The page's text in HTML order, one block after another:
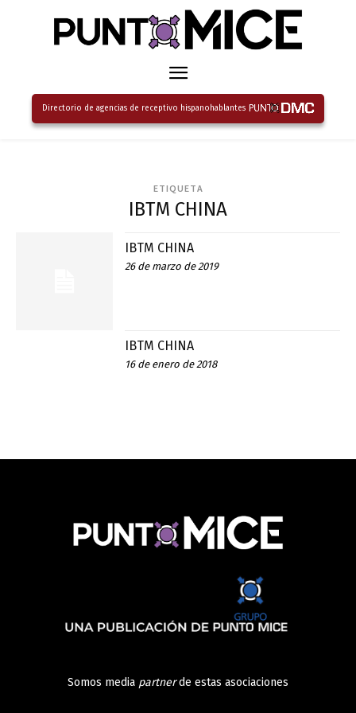
Directorio de agencias de receptivo hispanohablantes
ETIQUETA
IBTM CHINA
IBTM CHINA
26 de marzo de 2019
IBTM CHINA
16 de enero de 2018
Somos media partnerde estas asociaciones